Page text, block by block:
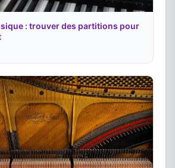
: trouver des partitions pour